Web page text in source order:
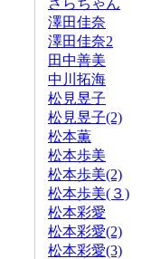
さらちゃん
澤田佳奈
澤田佳奈2
田中善美
中川拓海
松見昱子
松見昱子(2)
松本薫
松本歩美
松本歩美(2)
松本歩美(３)
松本彩愛
松本彩愛(2)
松本彩愛(3)